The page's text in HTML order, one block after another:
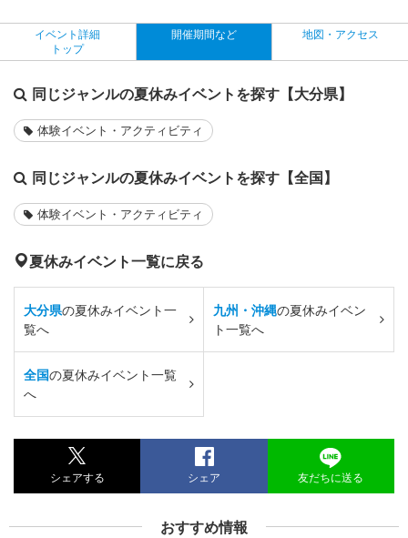
イベント詳細
トップ
開催期間など 地図・アクセス
同じジャンルの夏休みイベントを探す【大分県】
体験イベント・アクティビティ
同じジャンルの夏休みイベントを探す【全国】
体験イベント・アクティビティ
夏休みイベント一覧に戻る
大分県の夏休みイベント一
覧へ
九州・沖縄の夏休みイベン
ト一覧へ
全国の夏休みイベント一覧
へ
シェアする シェア 友だちに送る
おすすめ情報